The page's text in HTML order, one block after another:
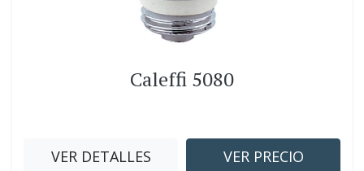
Caleffi 5080
VER DETALLES VER PRECIO